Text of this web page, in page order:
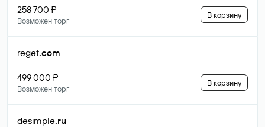
258 700 ₽
Возможен торг
В корзину
reget.com
499 000 ₽
Возможен торг
В корзину
desimple.ru